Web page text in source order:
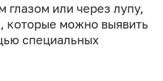
глазом или через лупу,
которые можно выявить
специальных